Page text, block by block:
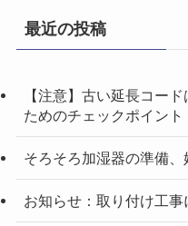
最近の投稿
【注意】古い延長コー
ためのチェックポイント
そろそろ加湿器の準備、
お知らせ：取り付け工